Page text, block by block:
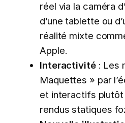
réel via la caméra
d’une tablette ou
réalité mixte
Apple.
Interactivité: Les
Maquettes » par
et interactifs plutôt
rendus statiques